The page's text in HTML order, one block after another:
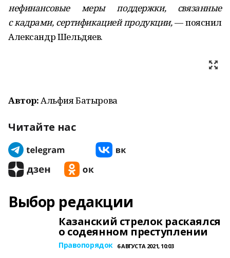
нефинансовые меры поддержки, связанные
с кадрами, сертификацией продукции,— пояснил
Александр Шельдяев.
Автор:Альфия Батырова
Читайте нас
Выбор редакции
Казанский стрелок раскаялся
о содеянном преступлении
Правопорядок 6 АВГУСТА 2021, 10:03